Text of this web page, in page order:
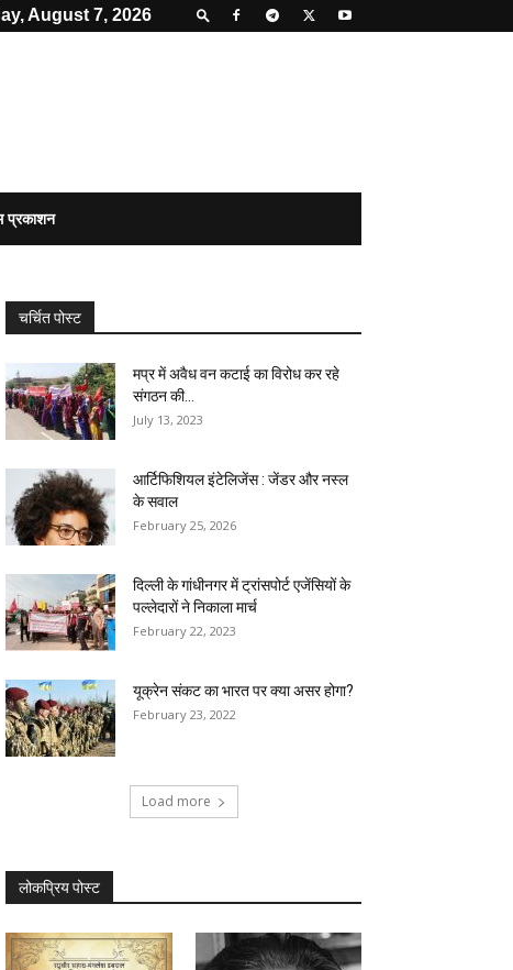
August 7, 2026
प्रकाशन
चर्चित पोस्ट
मप्र में अवैध वन कटाई का विरोध कर रहे
संगठन की...
July 13, 2023
आर्टिफिशियल इंटेलिजेंस : जेंडर और नस्ल
के सवाल
February 25, 2026
दिल्ली के गांधीनगर में ट्रांसपोर्ट एजेंसियों के
पल्लेदारों ने निकाला मार्च
February 22, 2023
यूक्रेन संकट का भारत पर क्या असर होगा?
February 23, 2022
Load more
लोकप्रिय पोस्ट